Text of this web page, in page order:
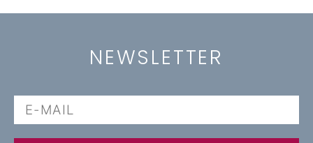
NEWSLETTER